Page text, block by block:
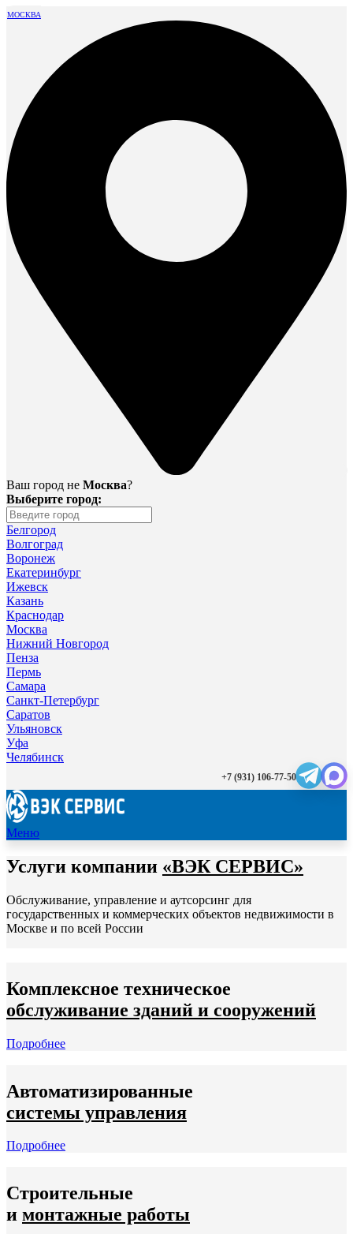
МОСКВА
Ваш город не Москва?
Выберите город:
Белгород
Волгоград
Воронеж
Екатеринбург
Ижевск
Казань
Краснодар
Москва
Нижний Новгород
Пенза
Пермь
Самара
Санкт-Петербург
Саратов
Ульяновск
Уфа
Челябинск
+7 (931) 106-77-50
Меню
Услуги компании «ВЭК СЕРВИС»
Обслуживание, управление и аутсорсинг для
государственных и коммерческих объектов недвижимости в
Москве и по всей России
Комплексное техническое
обслуживание зданий и сооружений
Подробнее
Автоматизированные
системы управления
Подробнее
Строительные
и монтажные работы